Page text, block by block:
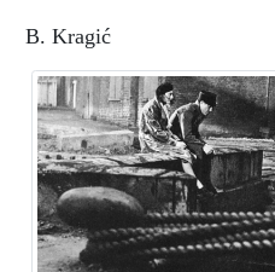
B. Kragić